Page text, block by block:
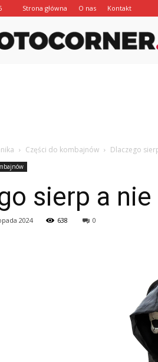
Strona główna O nas Kontakt
Części do kombajnów Dlaczego
sierp a nie
2024 638 0